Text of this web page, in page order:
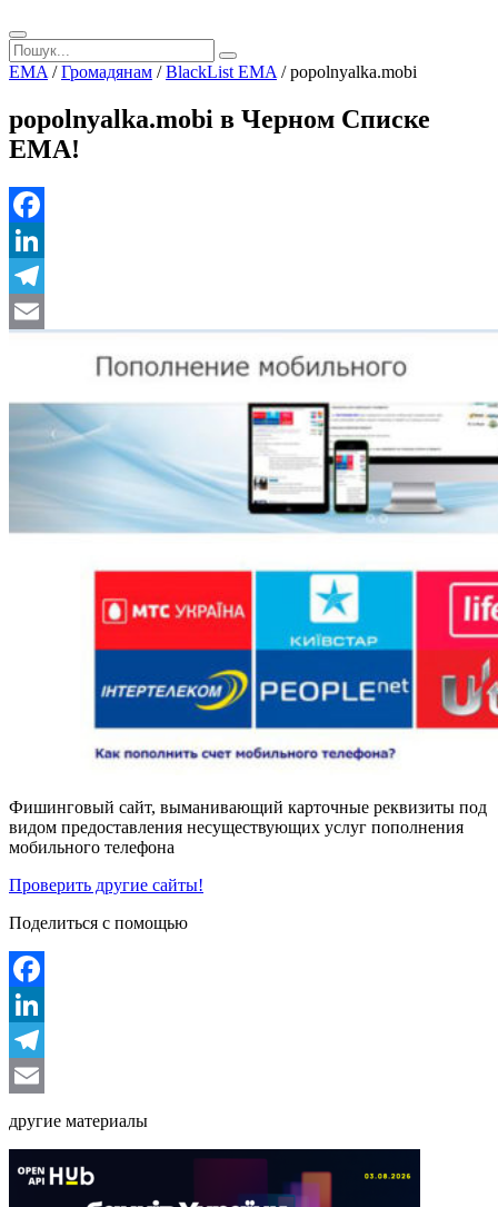
EMA /Громадянам /BlackList EMA /popolnyalka.mobi
popolnyalka.mobi в Черном Списке
ЕМА!
Facebook
LinkedIn
Telegram
Фишинговый сайт, выманивающий карточные реквизиты под
видом предоставления несуществующих услуг пополнения
мобильного телефона
Проверить другие сайты!
Поделиться с помощью
Facebook
LinkedIn
Telegram
другие материалы